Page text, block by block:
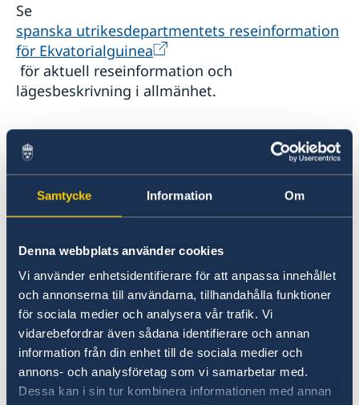
Samtycke Information Om
Denna webbplats använder cookies
Vi använder enhetsidentifierare för att anpassa innehållet
och annonserna till användarna, tillhandahålla funktioner
för sociala medier och analysera vår trafik. Vi
vidarebefordrar även sådana identifierare och annan
information från din enhet till de sociala medier och
annons- och analysföretag som vi samarbetar med.
Dessa kan i sin tur kombinera informationen med annan
Se
spanska utrikesdepartmentets reseinformation
för Ekvatorialguinea
för aktuell reseinformation och
lägesbeskrivning i allmänhet.
För dig som befinner dig i Ekvatorialguinea
finns möjligheten att anmäla dig till
svensklistan. Uppgifterna kan även vid behov
användas av UD eller ambassaden för att
kontakta dig om en konsulär krissituation
hemsidan:Svensklistan - Sweden Abroad
Befinner du dig i landet och behöver stöd
utanför ambassaden i Kinshasas öppettider kan
du kontakta UD-jouren (+46-(0)8-405 50 05,
ud-jouren@gov.se).